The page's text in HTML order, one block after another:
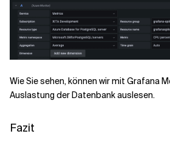
Wie Sie sehen, können wir mit Grafana
Auslastung der Datenbank auslesen.
Fazit